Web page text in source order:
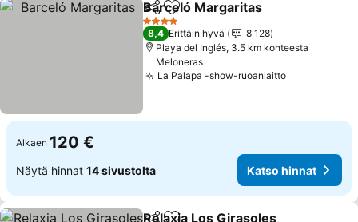
Jaa Lisää suosikkeihin
Barceló Margaritas
4 Tähtiluokitus
8,4 Erittäin hyvä
8 128
Playa del Inglés, 3.5 km kohteesta
Meloneras
La Palapa -show-ruoanlaittoKatso
Alkaen 120 €
Näytä hinnat 14 sivustolta Katso hinnat
Relaxia Los Girasoles